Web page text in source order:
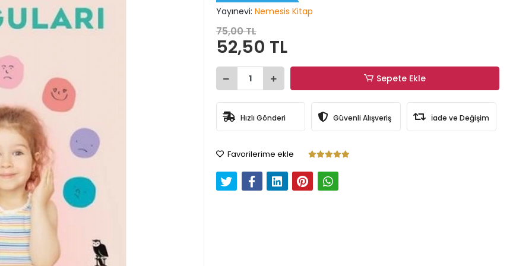
Yayınevi: Nemesis Kitap
75,00 TL
52,50 TL
Sepete Ekle
Hızlı Gönderi Güvenli Alışveriş İade ve Değişim
Favorilerime ekle